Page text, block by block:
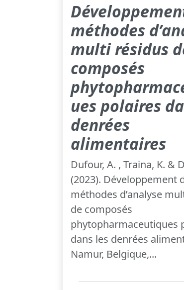
méthodes
multi résidus
composés
ues polaires
denrées
alimentaires
Dufour, A. , Traina, K. &
(2023). Développement
méthodes d’analyse
de composés
phytopharmaceutiques
dans les denrées
Namur, Belgique,...